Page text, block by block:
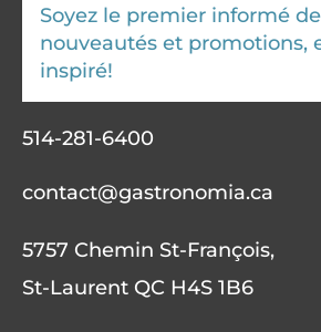
Soyez le premier informé
nouveautés et promotions,
inspiré!
514-281-6400
contact@gastronomia.ca
5757 Chemin St-François,
St-Laurent QC H4S 1B6